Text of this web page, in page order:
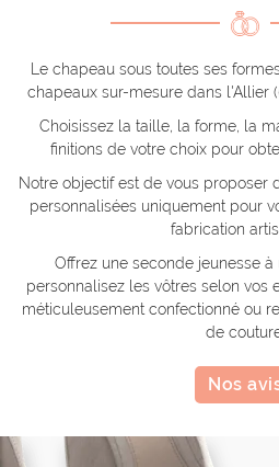
Le chapeau sous toutes ses
chapeaux sur-mesure dans l'Allier
Choisissez la taille, la forme, la
finitions de votre choix pour
Notre objectif est de vous proposer
personnalisées uniquement pour
fabrication
Offrez une seconde jeunesse
personnalisez les vôtres selon vos
méticuleusement confectionné ou
de
Nos